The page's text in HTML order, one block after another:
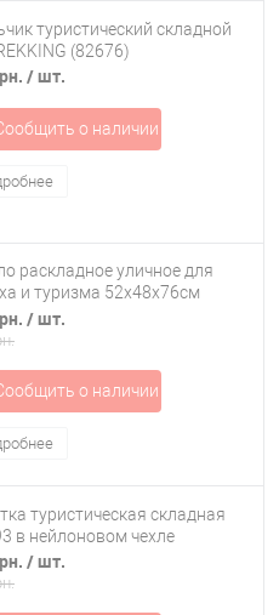
туристический складной
(82676)
/ шт.
о наличии
раскладное уличное для
и туризма 52х48х76см
Радуга (E05088)
/ шт.
о наличии
туристическая складная
в нейлоновом чехле
/ шт.